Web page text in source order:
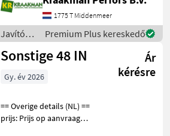
AFTAKAS AANSTURING 48
inch 122 cm JOHN DEERE
48A MAAIDEK AFTAKAS
1775 T Middenmeer
Javítókészletek
és
alkatrészek
Sonstige
Premium Plus kereskedő
Sonstige 48 IN
Ár
kérésre
Gy. év 2026
== Overige details (NL) ==
prijs: Prijs op aanvraag